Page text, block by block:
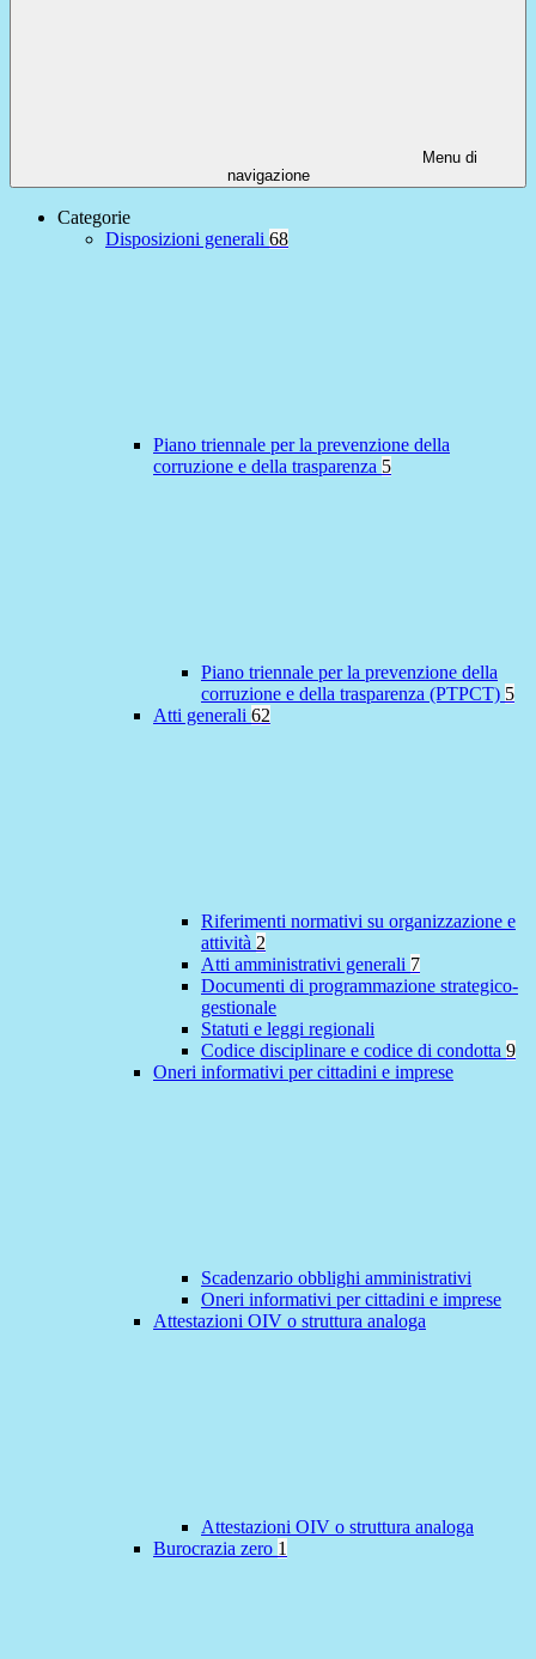
Menu di
navigazione
Categorie
Disposizioni generali 68
Piano triennale per la prevenzione della
corruzione e della trasparenza 5
Piano triennale per la prevenzione della
corruzione e della trasparenza (PTPCT) 5
Atti generali 62
Riferimenti normativi su organizzazione e
attività 2
Atti amministrativi generali 7
Documenti di programmazione strategico-
gestionale
Statuti e leggi regionali
Codice disciplinare e codice di condotta 9
Oneri informativi per cittadini e imprese
Scadenzario obblighi amministrativi
Oneri informativi per cittadini e imprese
Attestazioni OIV o struttura analoga
Attestazioni OIV o struttura analoga
Burocrazia zero 1